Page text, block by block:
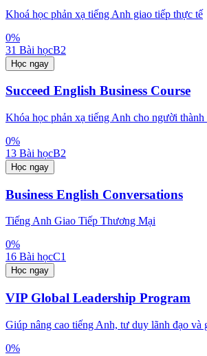
Khoá học phản xạ tiếng Anh giao tiếp thực tế
0%
31 Bài họcB2
Học ngay
Succeed English Business Course
Khóa học phản xạ tiếng Anh cho người thành
0%
13 Bài họcB2
Học ngay
Business English Conversations
Tiếng Anh Giao Tiếp Thương Mại
0%
16 Bài họcC1
Học ngay
VIP Global Leadership Program
Giúp nâng cao tiếng Anh, tư duy lãnh đạo và
0%